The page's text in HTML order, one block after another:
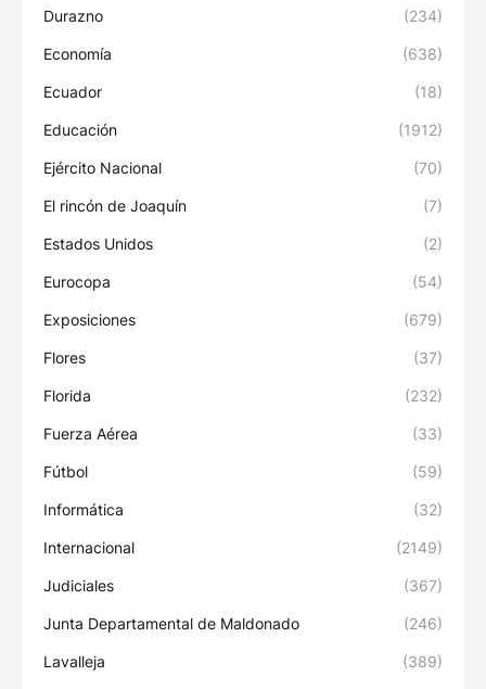
Durazno (234)
Economía (638)
Ecuador (18)
Educación (1912)
Ejército Nacional (70)
El rincón de Joaquín (7)
Estados Unidos (2)
Eurocopa (54)
Exposiciones (679)
Flores (37)
Florida (232)
Fuerza Aérea (33)
Fútbol (59)
Informática (32)
Internacional (2149)
Judiciales (367)
Junta Departamental de Maldonado (246)
Lavalleja (389)